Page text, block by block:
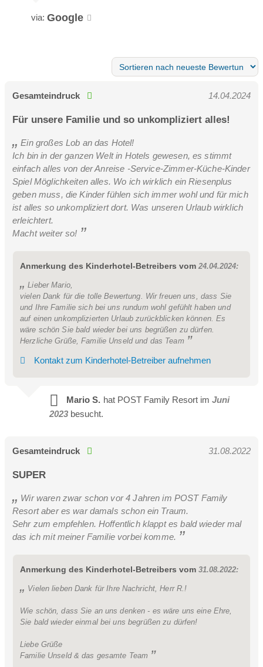
Sonnenstrahl Suite 40m²
2-4 Personen
2-4 Personen
Kleine gemütliche Suite im Stammhaus
via: Google
Gesamteindruck 14.04.2024
Für unsere Familie und so unkompliziert alles!
Ein großes Lob an das Hotel!
Ich bin in der ganzen Welt in Hotels gewesen, es stimmt
einfach alles von der Anreise -Service-Zimmer-Küche-Kinder
Spiel Möglichkeiten alles. Wo ich wirklich ein Riesenplus
geben muss, die Kinder fühlen sich immer wohl und für mich
ist alles so unkompliziert dort. Was unseren Urlaub wirklich
erleichtert.
Macht weiter so!
Anmerkung des Kinderhotel-Betreibers vom 24.04.2024:
Lieber Mario,
vielen Dank für die tolle Bewertung. Wir freuen uns, dass Sie
und Ihre Familie sich bei uns rundum wohl gefühlt haben und
auf einen unkomplizierten Urlaub zurückblicken können. Es
wäre schön Sie bald wieder bei uns begrüßen zu dürfen.
Herzliche Grüße, Familie Unseld und das Team
Kontakt zum Kinderhotel-Betreiber aufnehmen
Mario S. hat POST Family Resort im Juni
2023 besucht.
Gesamteindruck 31.08.2022
SUPER
Wir waren zwar schon vor 4 Jahren im POST Family
Resort aber es war damals schon ein Traum.
Sehr zum empfehlen. Hoffentlich klappt es bald wieder mal
das ich mit meiner Familie vorbei komme.
Anmerkung des Kinderhotel-Betreibers vom 31.08.2022:
Vielen lieben Dank für Ihre Nachricht, Herr R.!
Wie schön, dass Sie an uns denken - es wäre uns eine Ehre,
Sie bald wieder einmal bei uns begrüßen zu dürfen!
Liebe Grüße
Familie Unseld & das gesamte Team